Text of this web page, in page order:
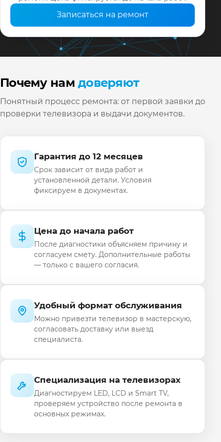
Записаться на ремонт
Почему намдоверяют
Понятный процесс ремонта: от первой заявки до
проверки телевизора и выдачи документов.
Гарантия до 12 месяцев
Срок зависит от вида работ и
установленной детали. Условия
фиксируем в документах.
Цена до начала работ
После диагностики объясняем причину и
согласуем смету. Дополнительные работы
— только с вашего согласия.
Удобный формат обслуживания
Можно привезти телевизор в мастерскую,
согласовать доставку или выезд
специалиста.
Специализация на телевизорах
Диагностируем LED, LCD и Smart TV,
проверяем устройство после ремонта в
основных режимах.